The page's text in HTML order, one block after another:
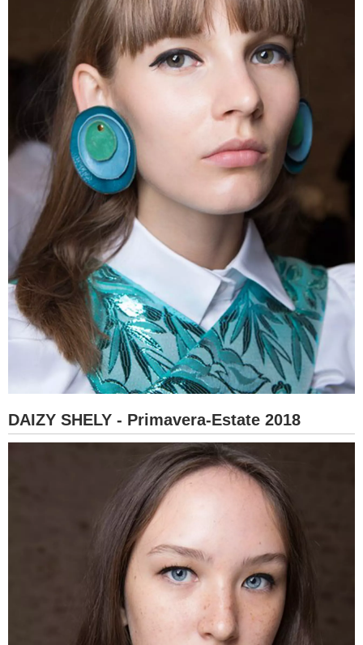
DAIZY SHELY - Primavera-Estate 2018